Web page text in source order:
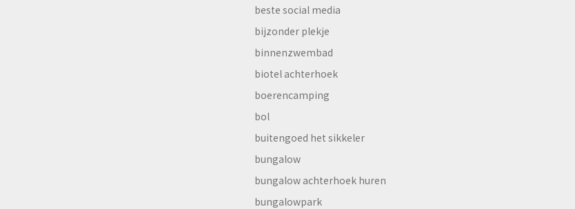
beste social media
bijzonder plekje
binnenzwembad
biotel achterhoek
boerencamping
bol
buitengoed het sikkeler
bungalow
bungalow achterhoek huren
bungalowpark